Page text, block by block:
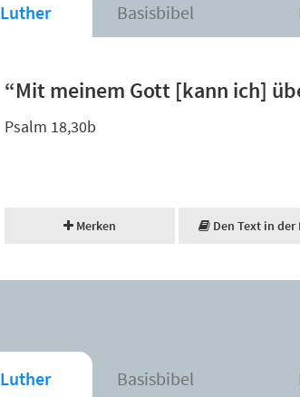
Luther Basisbibel
“Mit meinem Gott [kann ich]
Psalm 18,30b
Merken Den Text in
Luther Basisbibel